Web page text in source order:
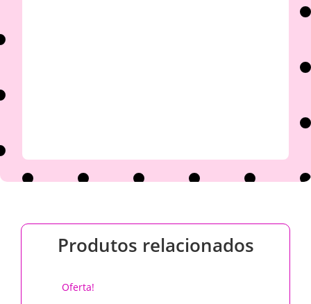
Produtos relacionados
Oferta!